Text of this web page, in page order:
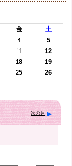
金
土
4
5
11
12
18
19
25
26
次の月